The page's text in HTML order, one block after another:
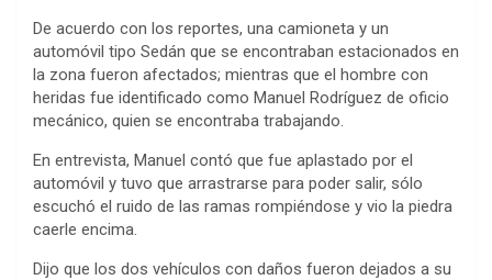
De acuerdo con los reportes, una camioneta y un
automóvil tipo Sedán que se encontraban estacionados en
la zona fueron afectados; mientras que el hombre con
heridas fue identificado como Manuel Rodríguez de oficio
mecánico, quien se encontraba trabajando.
En entrevista, Manuel contó que fue aplastado por el
automóvil y tuvo que arrastrarse para poder salir, sólo
escuchó el ruido de las ramas rompiéndose y vio la piedra
caerle encima.
Dijo que los dos vehículos con daños fueron dejados a su